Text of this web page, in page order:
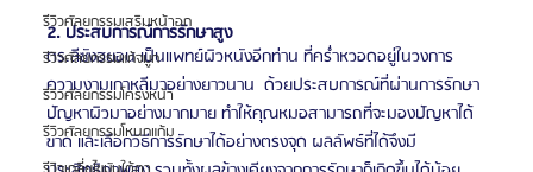
รีวิวศัลยกรรมเสริมหน้าอก
รีวิวศัลยกรรมแก้จมูก
รีวิวศัลยกรรมโครงหน้า
รีวิวศัลยกรรมโหนกแก้ม
2. ประสบการณ์การรักษาสูง
ดร.ลีซังฮยอน เป็นแพทย์ผิวหนังอีกท่าน ที่คร่ำหวอดอยู่ในวงการ
ความงามเกาหลีมาอย่างยาวนาน  ด้วยประสบการณ์ที่ผ่านการรักษา
ปัญหาผิวมาอย่างมากมาย ทำให้คุณหมอสามารถที่จะมองปัญหาได้
ขาด และเลือกวิธีการรักษาได้อย่างตรงจุด ผลลัพธ์ที่ได้จึงมี